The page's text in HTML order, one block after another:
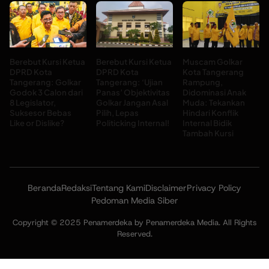
Berebut Kursi Ketua
DPRD Kota
Tangerang: Golkar
Godok 3 Calon dari
8 Legislator,
Suksesor Bebas
Like or Dislike?
Berebut Kursi Ketua
DPRD Kota
Tangerang: ‘Ujian
Panas’ Objektivitas
Golkar Jangan Asal
Pilih, Lepas
Politicking Internal!
Muscam Golkar
Kota Tangerang
Rampung,
Didominasi Anak
Muda: Tekankan
Hindari Konflik
Internal Bidik
Tambah Kursi
BerandaRedaksiTentang KamiDisclaimerPrivacy Policy
Pedoman Media Siber
Copyright © 2025 Penamerdeka by Penamerdeka Media. All Rights
Reserved.